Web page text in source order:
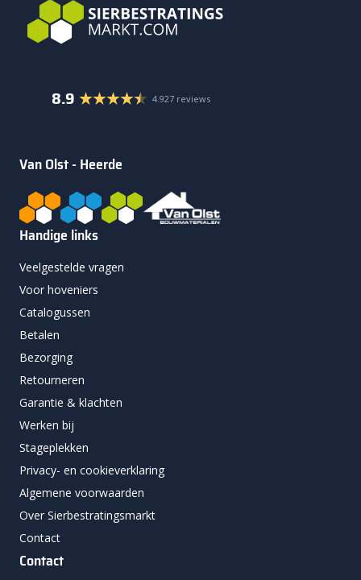
8.9 4.927 reviews
Van Olst - Heerde
Handige links
Veelgestelde vragen
Voor hoveniers
Catalogussen
Betalen
Bezorging
Retourneren
Garantie & klachten
Werken bij
Stageplekken
Privacy- en cookieverklaring
Algemene voorwaarden
Over Sierbestratingsmarkt
Contact
Contact